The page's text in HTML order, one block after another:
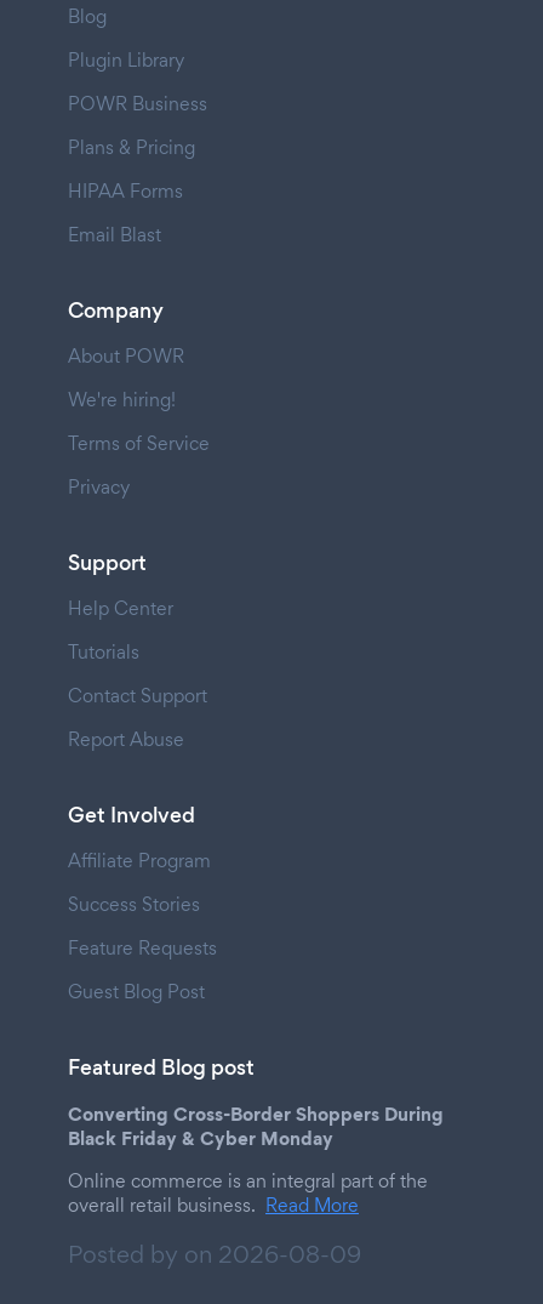
Blog
Plugin Library
POWR Business
Plans & Pricing
HIPAA Forms
Email Blast
Company
About POWR
We're hiring!
Terms of Service
Privacy
Support
Help Center
Tutorials
Contact Support
Report Abuse
Get Involved
Affiliate Program
Success Stories
Feature Requests
Guest Blog Post
Featured Blog post
Converting Cross-Border Shoppers During
Black Friday & Cyber Monday
Online commerce is an integral part of the
overall retail business. Read More
Posted by on 2026-08-09